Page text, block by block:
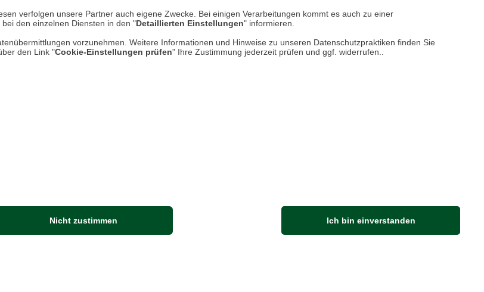
verfolgen unsere Partner auch eigene Zwecke. Bei einigen Verarbeitungen kommt es auch zu einer
den einzelnen Diensten in den "Detaillierten Einstellungen" informieren.
vorzunehmen. Weitere Informationen und Hinweise zu unseren Datenschutzpraktiken finden Sie
den Link "Cookie-Einstellungen prüfen" Ihre Zustimmung jederzeit prüfen und ggf. widerrufen..
Nicht zustimmen Ich bin einverstanden